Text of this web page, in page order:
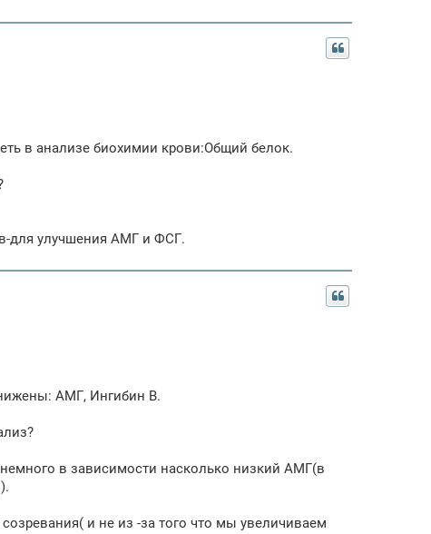
в анализе биохимии крови:Общий белок.
для улучшения АМГ и ФСГ.
АМГ, Ингибин В.
в зависимости насколько низкий АМГ(в
и не из -за того что мы увеличиваем